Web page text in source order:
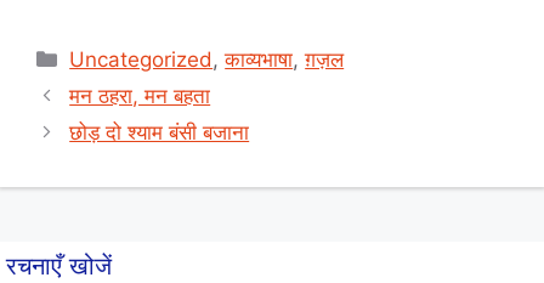
at
s
A
c
e
b
ar
Categories
Uncategorized,काव्यभाषा,ग़ज़ल
मन ठहरा, मन बहता
छोड़ दो श्याम बंसी बजाना
रचनाएँ खोजें